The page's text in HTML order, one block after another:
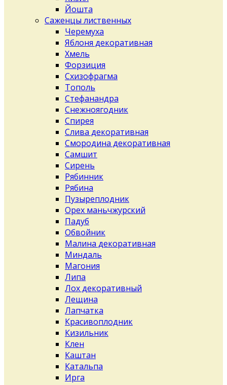
Йошта
Саженцы лиственных
Черемуха
Яблоня декоративная
Хмель
Форзиция
Схизофрагма
Тополь
Стефанандра
Снежноягодник
Спирея
Слива декоративная
Смородина декоративная
Самшит
Сирень
Рябинник
Рябина
Пузыреплодник
Орех маньчжурский
Падуб
Обвойник
Малина декоративная
Миндаль
Магония
Липа
Лох декоративный
Лещина
Лапчатка
Красивоплодник
Кизильник
Клен
Каштан
Катальпа
Ирга